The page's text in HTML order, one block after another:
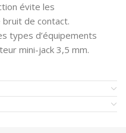
évite les
de contact.
types d’équipements
mini-jack 3,5 mm.